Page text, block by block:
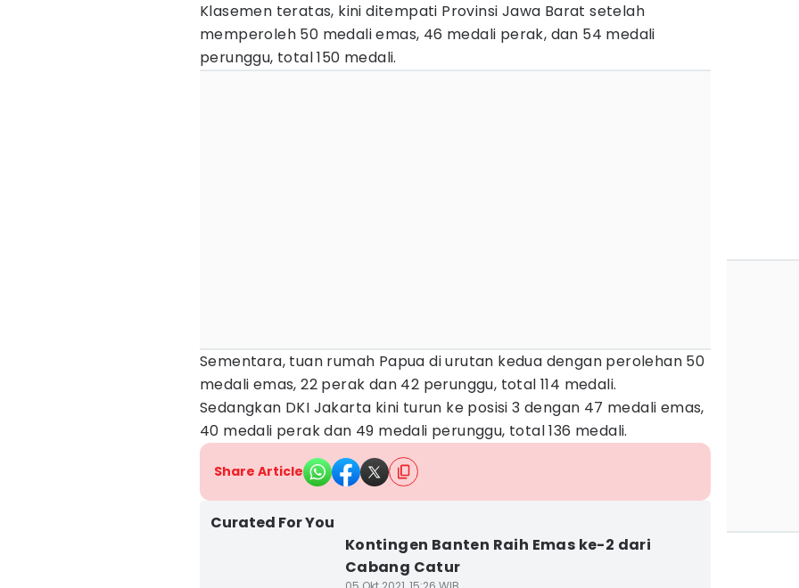
Klasemen teratas, kini ditempati Provinsi Jawa Barat setelah
memperoleh 50 medali emas, 46 medali perak, dan 54 medali
perunggu, total 150 medali.
Sementara, tuan rumah Papua di urutan kedua dengan perolehan 50
medali emas, 22 perak dan 42 perunggu, total 114 medali.
Sedangkan DKI Jakarta kini turun ke posisi 3 dengan 47 medali emas,
40 medali perak dan 49 medali perunggu, total 136 medali.
Share Article
Curated For You
Kontingen Banten Raih Emas ke-2 dari
Cabang Catur